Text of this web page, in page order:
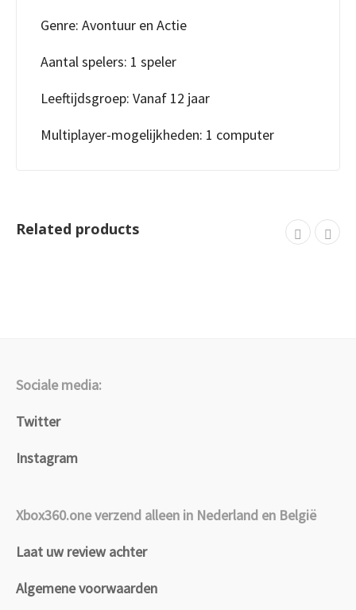
Genre: Avontuur en Actie
Aantal spelers: 1 speler
Leeftijdsgroep: Vanaf 12 jaar
Multiplayer-mogelijkheden: 1 computer
Related products
Sociale media:
Twitter
Instagram
Xbox360.one verzend alleen in Nederland en België
Laat uw review achter
Algemene voorwaarden